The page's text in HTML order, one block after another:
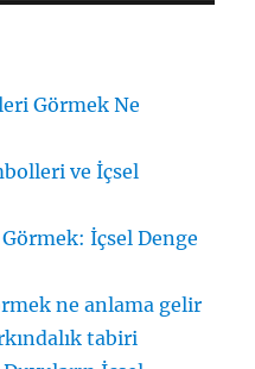
Görmek Ne
ve İçsel
İçsel Denge
ne anlama gelir
tabiri